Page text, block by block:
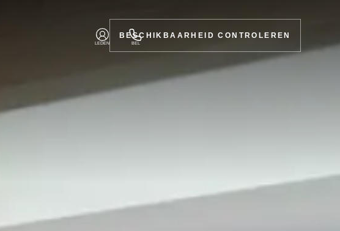
LEDEN BEL
BESCHIKBAARHEID CONTROLEREN